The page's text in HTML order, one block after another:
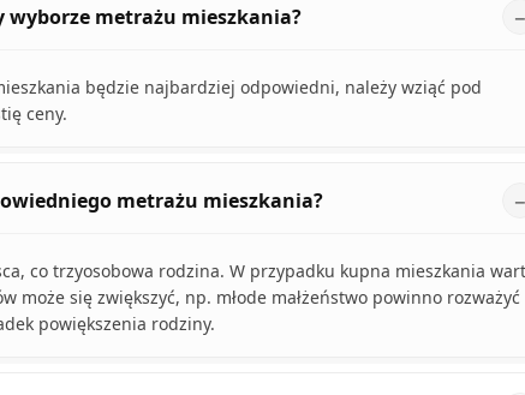
wyborze metrażu mieszkania?
będzie najbardziej odpowiedni, należy wziąć pod
ceny.
metrażu mieszkania?
co trzyosobowa rodzina. W przypadku kupna mieszkania
może się zwiększyć, np. młode małżeństwo powinno rozważyć
powiększenia rodziny.